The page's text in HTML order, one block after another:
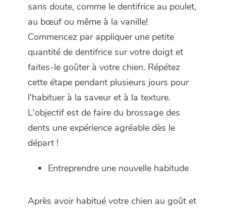
sans doute, comme le dentifrice au poulet,
au bœuf ou même à la vanille!
Commencez par appliquer une petite
quantité de dentifrice sur votre doigt et
faites-le goûter à votre chien. Répétez
cette étape pendant plusieurs jours pour
l'habituer à la saveur et à la texture.
L'objectif est de faire du brossage des
dents une expérience agréable dès le
départ !
Entreprendre une nouvelle habitude
Après avoir habitué votre chien au goût et